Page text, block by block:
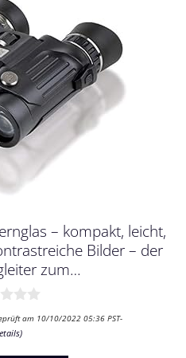
– kompakt, leicht,
Bilder – der
zum…
am 10/10/2022 05:36 PST-
)